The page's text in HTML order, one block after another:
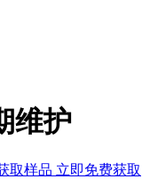
维护
取样品 立即免费获取